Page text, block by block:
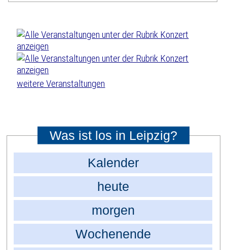
weitere Veranstaltungen
Was ist los in Leipzig?
Kalender
heute
morgen
Wochenende